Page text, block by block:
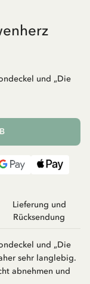
und „Die
Lieferung und
Rücksendung
und „Die
sehr langlebig.
abnehmen und